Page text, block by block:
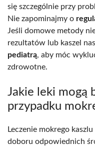
się szczególnie przy
Nie zapominajmy o
Jeśli domowe metody
rezultatów lub kaszel
pediatrą, aby móc
zdrowotne.
Jakie leki mogą
przypadku
Leczenie mokrego
doboru odpowiednich